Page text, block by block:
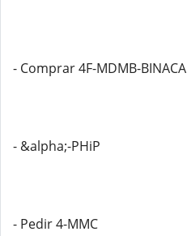
- Comprar 4F-MDMB-BINACA
- &alpha;-PHiP
- Pedir 4-MMC